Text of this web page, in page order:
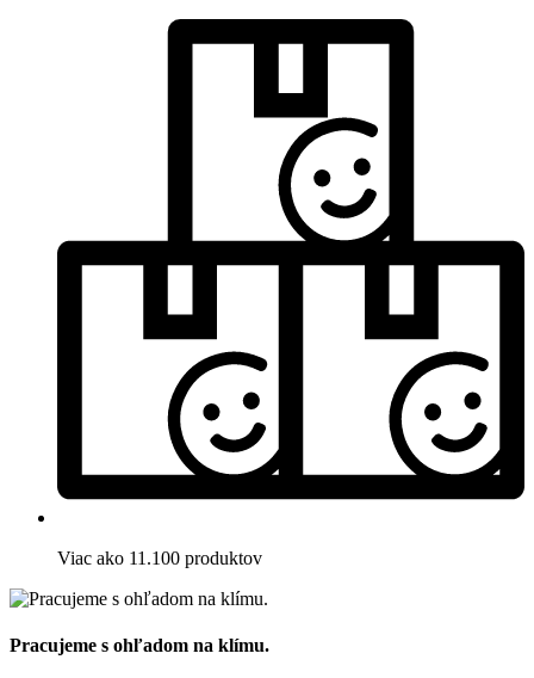
Viac ako 11.100 produktov
Pracujeme s ohľadom na klímu.